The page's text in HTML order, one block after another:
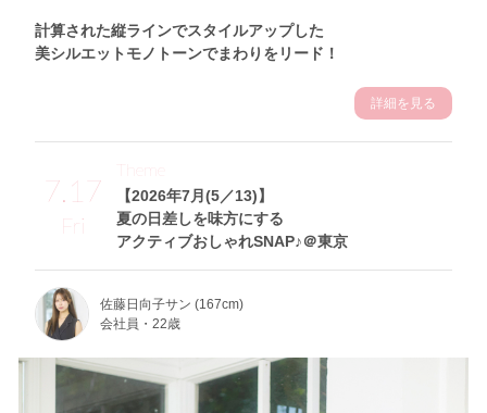
計算された縦ラインでスタイルアップした
美シルエットモノトーンでまわりをリード！
詳細を見る
7.17
Fri
【2026年7月(5／13)】
夏の日差しを味方にする
アクティブおしゃれSNAP♪＠東京
Theme
佐藤日向子サン (167cm)
会社員・22歳